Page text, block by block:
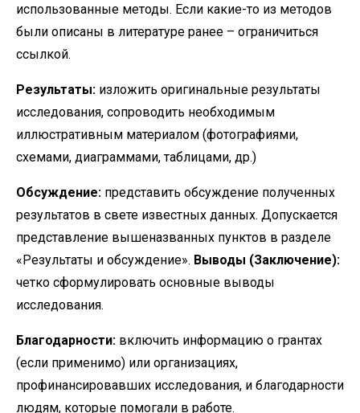
использованные методы. Если какие-то из методов
были описаны в литературе ранее – ограничиться
ссылкой.
Результаты: изложить оригинальные результаты
исследования, сопроводить необходимым
иллюстративным материалом (фотографиями,
схемами, диаграммами, таблицами, др.)
Обсуждение: представить обсуждение полученных
результатов в свете известных данных. Допускается
представление вышеназванных пунктов в разделе
«Результаты и обсуждение». Выводы (Заключение):
четко сформулировать основные выводы
исследования.
Благодарности: включить информацию о грантах
(если применимо) или организациях,
профинансировавших исследования, и благодарности
людям, которые помогали в работе.